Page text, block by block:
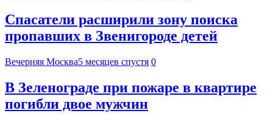
Спасатели расширили зону поиска
пропавших в Звенигороде детей
Вечерняя Москва5 месяцев спустя 0
В Зеленограде при пожаре в квартире
погибли двое мужчин